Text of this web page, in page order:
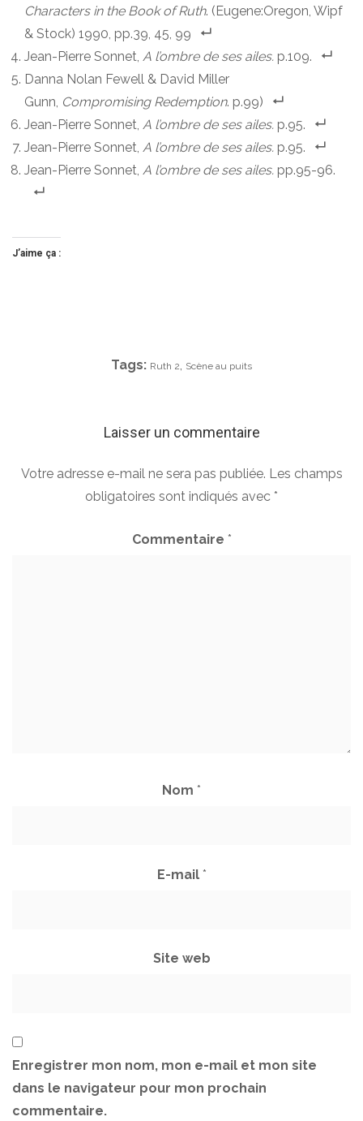
Characters in the Book of Ruth. (Eugene:Oregon, Wipf
& Stock) 1990, pp.39, 45, 99
Jean-Pierre Sonnet, A l’ombre de ses ailes. p.109.
Danna Nolan Fewell & David Miller
Gunn, Compromising Redemption. p.99)
Jean-Pierre Sonnet, A l’ombre de ses ailes. p.95.
Jean-Pierre Sonnet, A l’ombre de ses ailes. p.95.
Jean-Pierre Sonnet, A l’ombre de ses ailes. pp.95-96.
J’aime ça :
Tags: Ruth 2, Scène au puits
Laisser un commentaire
Votre adresse e-mail ne sera pas publiée. Les champs
obligatoires sont indiqués avec *
Commentaire *
Nom *
E-mail *
Site web
Enregistrer mon nom, mon e-mail et mon site
dans le navigateur pour mon prochain
commentaire.